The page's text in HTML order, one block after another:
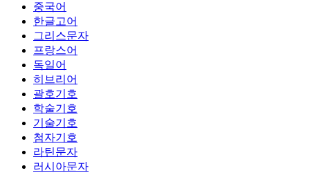
중국어
한글고어
그리스문자
프랑스어
독일어
히브리어
괄호기호
학술기호
기술기호
첨자기호
라틴문자
러시아문자